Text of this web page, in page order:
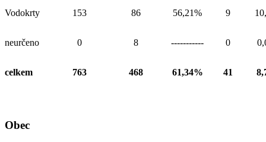
Vodokrty 153 86 56,21% 9
neurčeno 0 8 ----------- 0
celkem 763 468 61,34% 41
Obec